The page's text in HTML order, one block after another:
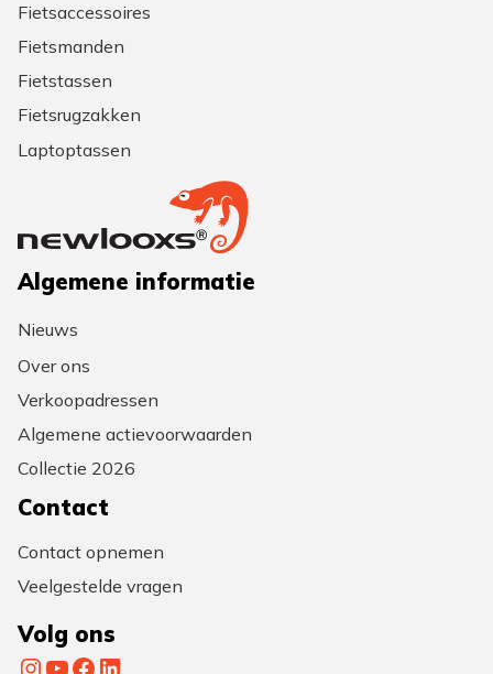
Fietsaccessoires
Fietsmanden
Fietstassen
Fietsrugzakken
Laptoptassen
Algemene informatie
Nieuws
Over ons
Verkoopadressen
Algemene actievoorwaarden
Collectie 2026
Contact
Contact opnemen
Veelgestelde vragen
Volg ons
InstagramYouTube Facebook LinkedIn